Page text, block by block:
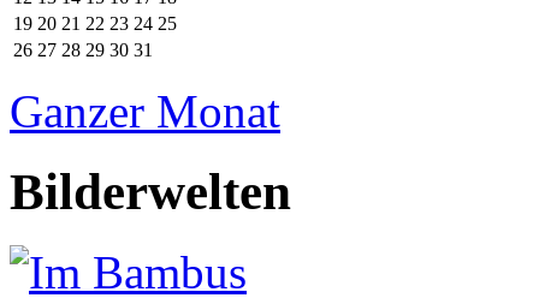
19 20 21 22 23 24 25
26 27 28 29 30 31
Ganzer Monat
Bilderwelten